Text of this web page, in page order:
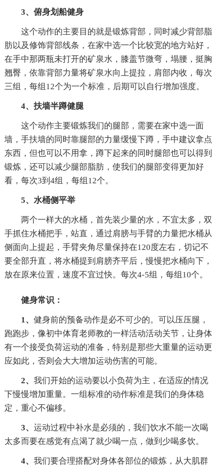
3、俯身划船健身
这个动作的主要目的就是锻炼背部，同时减少背部脂
肪以及修饰背部线条，在家中选一个比较宽的地方站好，
在手中那两瓶未打开的矿泉水，膝盖节微弯，塌腰，挺胸
翘臀，依靠背部力量将矿泉水向上提拉，肩部内收，每次
三组，每组12个为一个标准，后期可以自行增加强度。
4、扶墙半蹲健腿
这个动作主要锻炼我们的腿部，需要在家中选一面
墙，手扶墙的同时靠腿部的力量缓慢下蹲，手中建议拿点
东西，但也可以不用拿，蹲下起来的同时腿部也可以得到
锻炼，还可以减少腿部脂肪，使我们的腿部变得更加好
看，每次3到4组，每组12个。
5、水桶侧平举
两个一样大的水桶，首先装少量的水，不宜太多，双
手抓住水桶把手，站直，通过肩膀与手臂的力量把水桶从
侧面向上提起，手臂夹角尽量保持在120度左右，切记不
要全部升直，将水桶提到肩膀齐平后，慢慢把水桶向下，
放在原来位置，速度不宜过快。每次4-5组，每组10个。
健身常识：
1、 健身前的预备动作是必不可少的。可以压压腿，
跑跑步，像初中体育老师教的一样活动活动关节，让身体
有一个接受负荷运动的准备，特别是那些大重量的运动更
应如此，否则会大大增加运动伤害的可能。
2、 我们开始的运动要以小负荷为主，在适应的情况
下慢慢增加重量。一组标准的动作标准是我们的身体稳
定，重心不偏移。
3、 运动过程中补水是必须的，我们饮水不能一次喝
太多而要在感觉有点渴了就少喝一点，做到少喝多饮。
4、 我们要合理搭配对身体各部位的锻炼，从大肌群